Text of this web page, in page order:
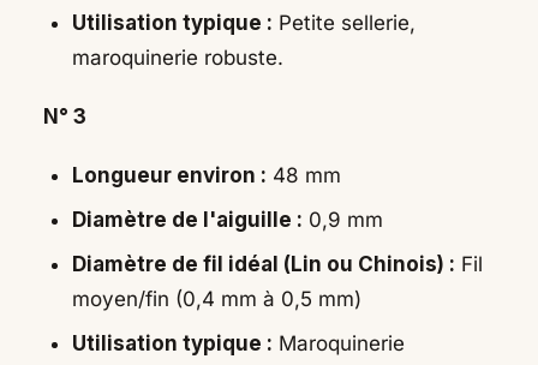
Utilisation typique : Petite sellerie,
maroquinerie robuste.
N° 3
Longueur environ : 48 mm
Diamètre de l'aiguille : 0,9 mm
Diamètre de fil idéal (Lin ou Chinois) : Fil
moyen/fin (0,4 mm à 0,5 mm)
Utilisation typique : Maroquinerie